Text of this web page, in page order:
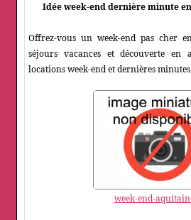
Idée week-end dernière minute
Offrez-vous un week-end pas cher
séjours vacances et découverte
locations week-end et dernières
week-end-